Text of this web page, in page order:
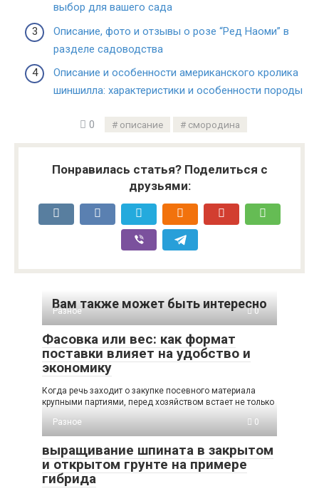
выбор для вашего сада
Описание, фото и отзывы о розе “Ред Наоми” в
разделе садоводства
Описание и особенности американского кролика
шиншилла: характеристики и особенности породы
0 описание смородина
Понравилась статья? Поделиться с
друзьями:
Вам также может быть интересно
Разное 0
Фасовка или вес: как формат
поставки влияет на удобство и
экономику
Когда речь заходит о закупке посевного материала
крупными партиями, перед хозяйством встает не только
Разное
0
выращивание шпината в закрытом
и открытом грунте на примере
гибрида